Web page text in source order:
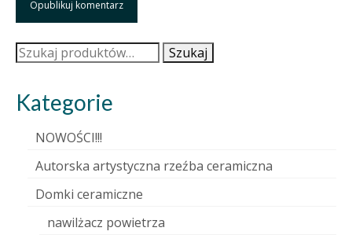
Szukaj: Szukaj
Kategorie
NOWOŚCI!!!
Autorska artystyczna rzeźba ceramiczna
Domki ceramiczne
nawilżacz powietrza